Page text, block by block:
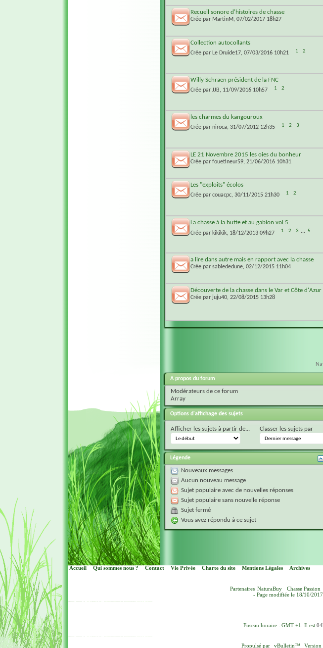
Recueil sonore d'histoires de chasse
Crée par MartinM, 07/02/2017 18h27
Collection autocollants
Crée par Le Druide17, 07/03/2016 10h21 1 2
Willy Schraen président de la FNC
Crée par JJB, 11/09/2016 10h57 1 2
les charmes du kangouroux
Crée par niroca, 31/07/2012 12h35 1 2 3
LE 21 Novembre 2015 les oies du bonheur
Crée par fouetineur59, 21/06/2016 10h31
Les "exploits" écolos
Crée par couacpc, 30/11/2015 21h30 1 2
La chasse à la hutte et au gabion vol 5
Crée par kikikik, 18/12/2013 09h27 1 2 3 ... 5
a lire dans autre mais en rapport avec la chasse
Crée par sablededune, 02/12/2015 11h04
Découverte de la chasse dans le Var et Côte d'Azur
Crée par juju40, 22/08/2015 13h28
A propos du forum
Modérateurs de ce forum
Array
Options d'affichage des sujets
Afficher les sujets à partir de... Classer les sujets par
Légende
Nouveaux messages
Aucun nouveau message
Sujet populaire avec de nouvelles réponses
Sujet populaire sans nouvelle réponse
Sujet fermé
Vous avez répondu à ce sujet
Accueil Qui sommes nous ? Contact Vie Privée Charte du site Mentions Légales Archives
Partenaires NaturaBuy Chasse Passion
- Page modifiée le 18/10/2017
Fuseau horaire : GMT +1. Il est
Propulsé par vBulletin™ Version